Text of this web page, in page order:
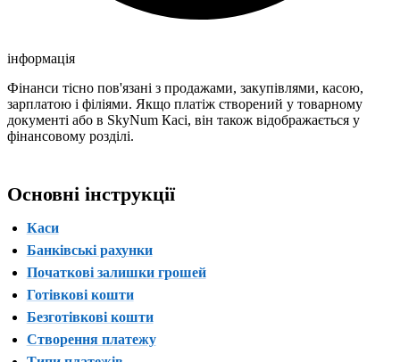
інформація
Фінанси тісно пов'язані з продажами, закупівлями, касою,
зарплатою і філіями. Якщо платіж створений у товарному
документі або в SkyNum Касі, він також відображається у
фінансовому розділі.
Основні інструкції
Каси
Банківські рахунки
Початкові залишки грошей
Готівкові кошти
Безготівкові кошти
Створення платежу